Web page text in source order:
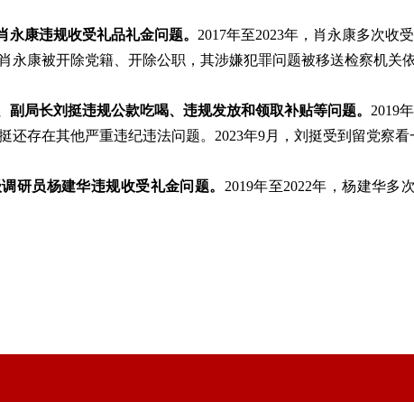
康违规收受礼品礼金问题。 2017年至2023年，肖永康多次收
永康被开除党籍、开除公职，其涉嫌犯罪问题被移送检察机关
局长刘挺违规公款吃喝、违规发放和领取补贴等问题。 2019
存在其他严重违纪违法问题。2023年9月，刘挺受到留党察看
研员杨建华违规收受礼金问题。 2019年至2022年，杨建华多